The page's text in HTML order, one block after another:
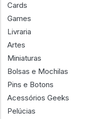
Cards
Games
Livraria
Artes
Miniaturas
Bolsas e Mochilas
Pins e Botons
Acessórios Geeks
Pelúcias